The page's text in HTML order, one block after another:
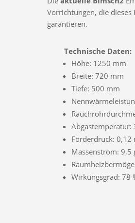
Vorrichtungen, die
garantieren.
Technische Daten:
Höhe: 1250 mm
Breite: 720 mm
Tiefe: 500 mm
Abgastemperatur:
Förderdruck: 0,12
Massenstrom: 9,5
Wirkungsgrad: 78